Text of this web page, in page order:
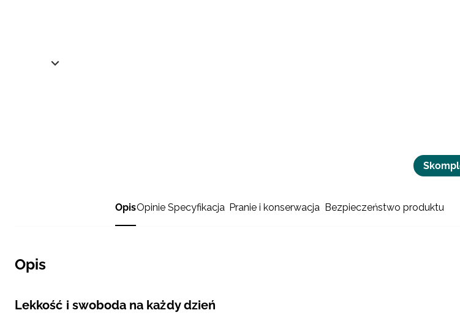
OpisOpinie Specyfikacja Pranie i konserwacja Bezpieczeństwo produktu
Opis
Lekkość i swoboda na każdy dzień